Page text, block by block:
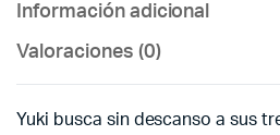
Información adicional
Valoraciones (0)
Yuki busca sin descanso a sus